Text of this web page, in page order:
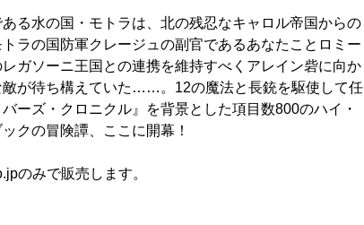
る水の国・モトラは、北の残忍なキャロル帝国からの
ラの国防軍クレージュの副官であるあなたことロミー
ガソーニ王国との連携を維持すべくアレイン砦に向か
敵が待ち構えていた……。12の魔法と長銃を駆使して任
ーズ・クロニクル』を背景とした項目数800のハイ・
クの冒険譚、ここに開幕！
のみで販売します。